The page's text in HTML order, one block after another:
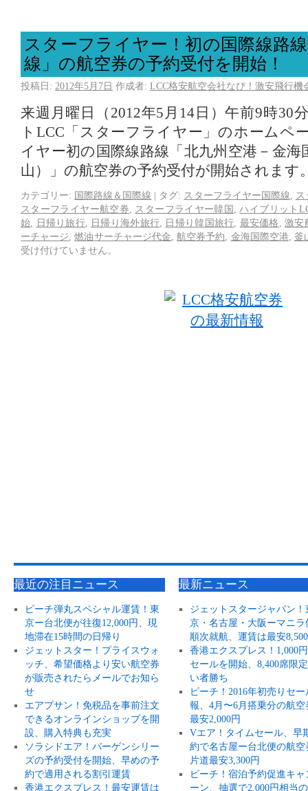
スターフライヤー！初の国際線路
線」の航空券の予約受付を開始！
投稿日: 2012年5月7日 作成者: LCC格安航空会社なび！激安飛行機
来週月曜日（2012年5月14日）午前9時30
トLCC「スターフライヤー」のホームペ
イヤー初の国際線路線「北九州空港－金海
山）」の航空券の予約受付が開始されます
カテゴリー: 国際路線＆国際線 | タグ: スターフライヤー国際線
スターフライヤー航空券
スターフライヤー韓国 ,ハイブリット
始
日帰り旅行, 日帰り海外旅行 日帰り韓国旅行 最安価格
激安
ーチャージ ,燃油サーチャージ代金 ,航空券予約 金海国際空港 ,釜
受け付けていません。
最近の注目ニュース
ピーチ弾丸スペシャル運賃！東
京ー台北便が往復12,000円、現
地滞在15時間の日帰り
ジェットスター！プライスウォ
ッチ、希望価格より安い航空券
が販売されたらメールでお知ら
せ
エアプサン！免税品を事前注文
できるオンラインショップを開
設、購入特典も充実
ソラシドエア！バーゲンシリー
ズの予約受付を開始、早めの予
約で適用される割引運賃
香港エクスプレス！最安運賃は
最新ニュース
ジェットスタージャパン！
京・名古屋・大阪ーマニラ
順次就航、運賃は最安
香港エクスプレス！1,000
セールを開始、8,400席限
い者勝ち
ピーチ！2016年初売りセー
報、4月〜6月搭乗分の航空
最安2,000円
Vエア！タイムセール、早
約で名古屋ー台北便の航空
片道最安3,300円
ピーチ！宿泊予約促進キャ
ーン、抽選で2,000円相当